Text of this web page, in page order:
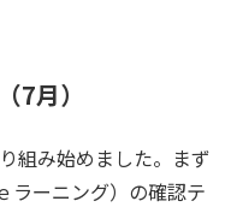
7月）
組み始めました。まず
ラーニング）の確認テ